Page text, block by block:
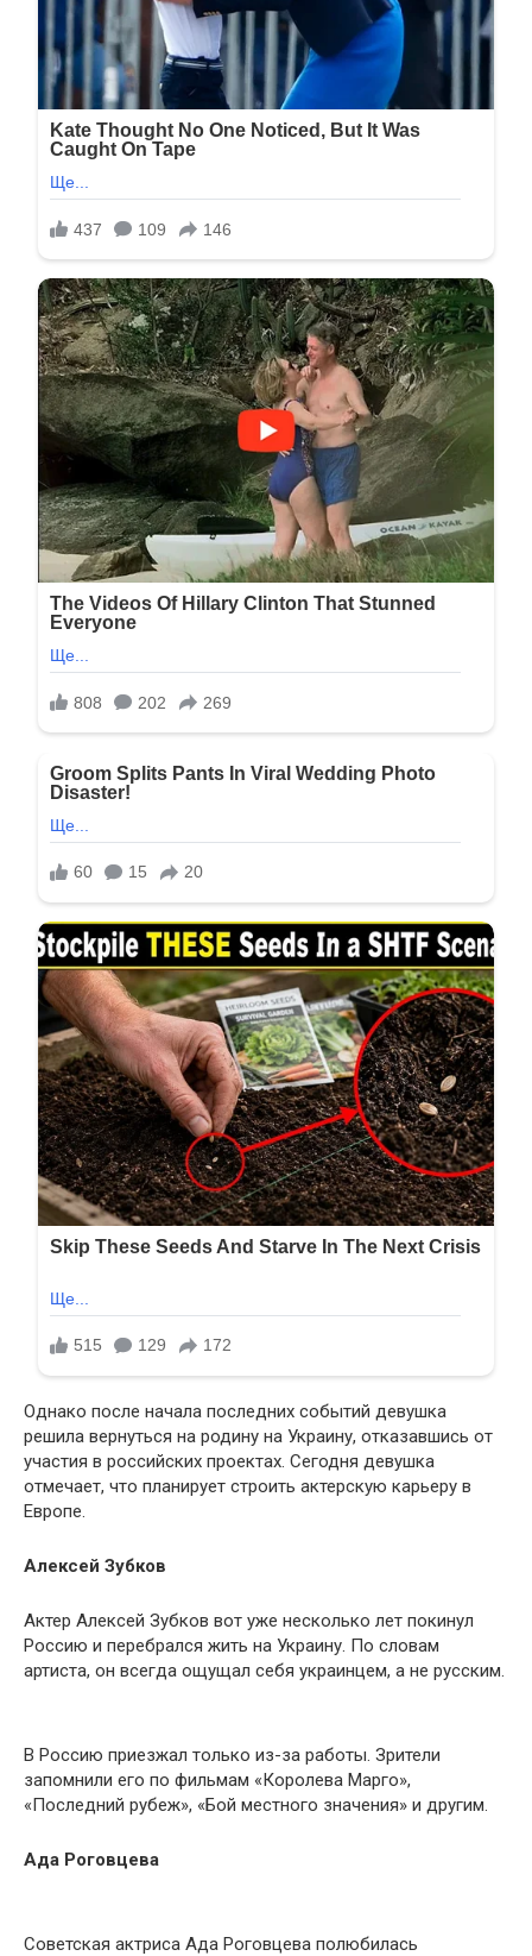
Однако после начала последних событий девушка
решила вернуться на родину на Украину, отказавшись от
участия в российских проектах. Сегодня девушка
отмечает, что планирует строить актерскую карьеру в
Европе.
Алексей Зубков
Актер Алексей Зубков вот уже несколько лет покинул
Россию и перебрался жить на Украину. По словам
артиста, он всегда ощущал себя украинцем, а не русским.
В Россию приезжал только из-за работы. Зрители
запомнили его по фильмам «Королева Марго»,
«Последний рубеж», «Бой местного значения» и другим.
Ада Роговцева
Советская актриса Ада Роговцева полюбилась